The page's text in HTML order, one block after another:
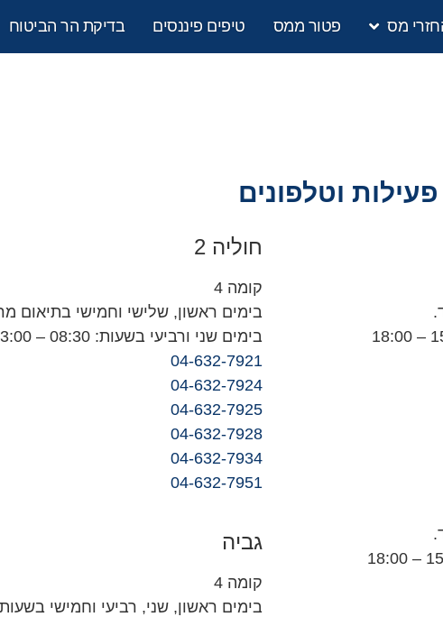
מס פטור ממס טיפים פיננסים בדיקת הר הביטוח
וטלפונים
חוליה 2
קומה 4
בימים ראשון, שלישי וחמישי בתיאום
בימים שני ורביעי בשעות: 08:30 – 13:00 ומ-15:00 – 18:00
04-632-7921
04-632-7924
04-632-7925
04-632-7928
04-632-7934
04-632-7951
גביה
קומה 4
בימים ראשון, שני, רביעי וחמישי בשעות: 8:30 –